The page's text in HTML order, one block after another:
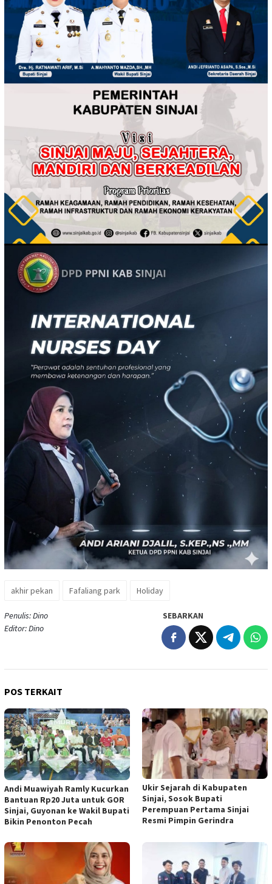
akhir pekan Fafaliang park Holiday
Penulis: Dino
Editor: Dino
SEBARKAN
POS TERKAIT
Andi Muawiyah Ramly Kucurkan
Bantuan Rp20 Juta untuk GOR
Sinjai, Guyonan ke Wakil Bupati
Bikin Penonton Pecah
Ukir Sejarah di Kabupaten
Sinjai, Sosok Bupati
Perempuan Pertama Sinjai
Resmi Pimpin Gerindra